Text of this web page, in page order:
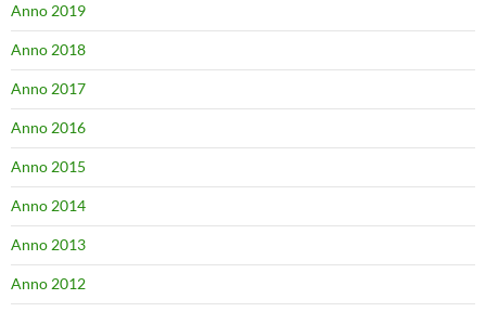
Anno 2019
Anno 2018
Anno 2017
Anno 2016
Anno 2015
Anno 2014
Anno 2013
Anno 2012